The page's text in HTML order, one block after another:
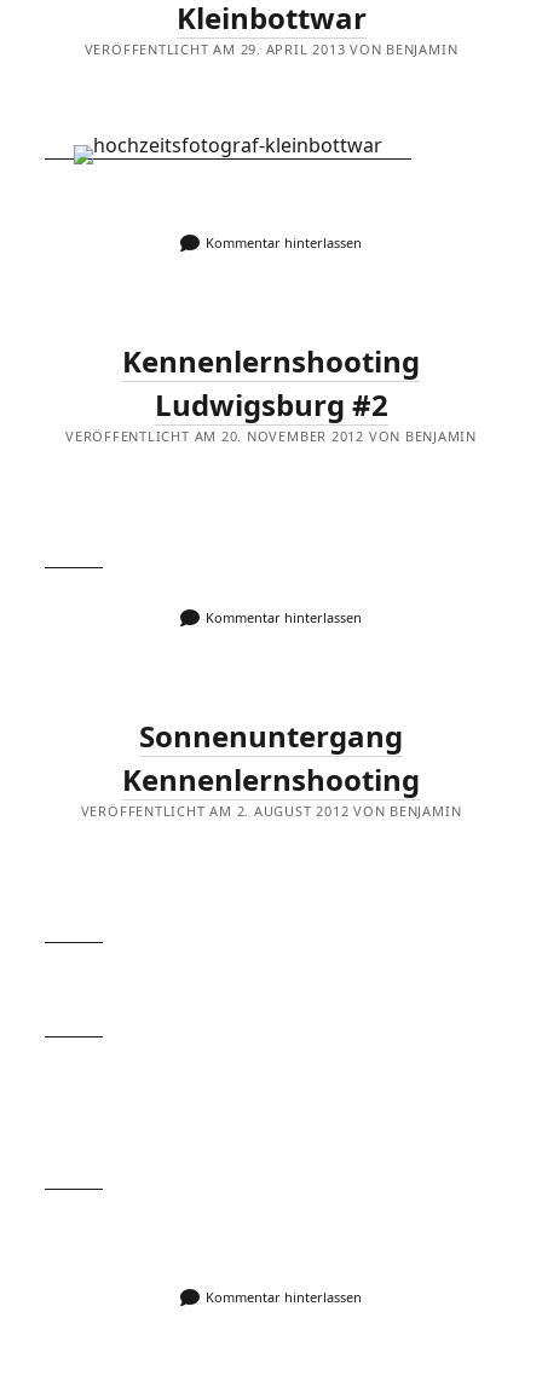
Kleinbottwar
VERÖFFENTLICHT AM 29. APRIL 2013 VON BENJAMIN
Kommentar hinterlassen
Kennenlernshooting
Ludwigsburg #2
VERÖFFENTLICHT AM 20. NOVEMBER 2012 VON BENJAMIN
Kommentar hinterlassen
Sonnenuntergang
Kennenlernshooting
VERÖFFENTLICHT AM 2. AUGUST 2012 VON BENJAMIN
Kommentar hinterlassen